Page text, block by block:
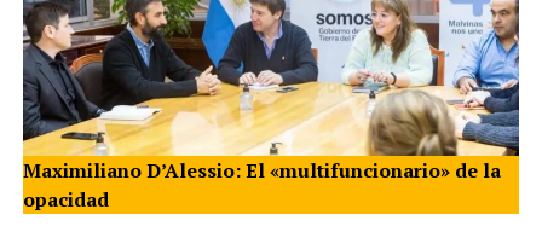
Maximiliano D’Alessio: El «multifuncionario» de la
opacidad